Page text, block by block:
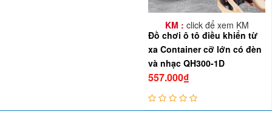
KM : click để xem KM
Đồ chơi ô tô điều khiển từ
xa Container cỡ lớn có đèn
và nhạc QH300-1D
557.000₫